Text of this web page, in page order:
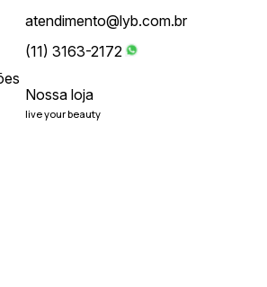
atendimento@lyb.com.br
(11) 3163-2172
Nossa loja
live your beauty